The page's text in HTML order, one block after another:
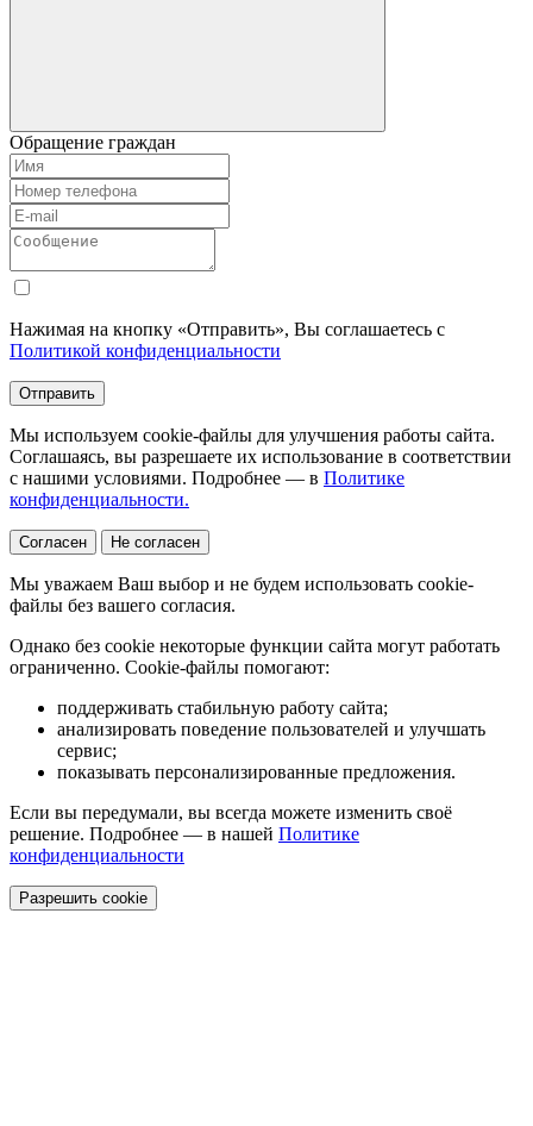
Обращение граждан
Нажимая на кнопку «Отправить», Вы соглашаетесь с
Политикой конфиденциальности
Отправить
Мы используем cookie-файлы для улучшения работы сайта.
Соглашаясь, вы разрешаете их использование в соответствии
с нашими условиями. Подробнее — в Политике
конфиденциальности.
Согласен Не согласен
Мы уважаем Ваш выбор и не будем использовать cookie-
файлы без вашего согласия.
Однако без cookie некоторые функции сайта могут работать
ограниченно. Cookie-файлы помогают:
поддерживать стабильную работу сайта;
анализировать поведение пользователей и улучшать
сервис;
показывать персонализированные предложения.
Если вы передумали, вы всегда можете изменить своё
решение. Подробнее — в нашей Политике
конфиденциальности
Разрешить cookie